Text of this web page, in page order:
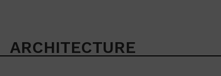
ARCHITECTURE